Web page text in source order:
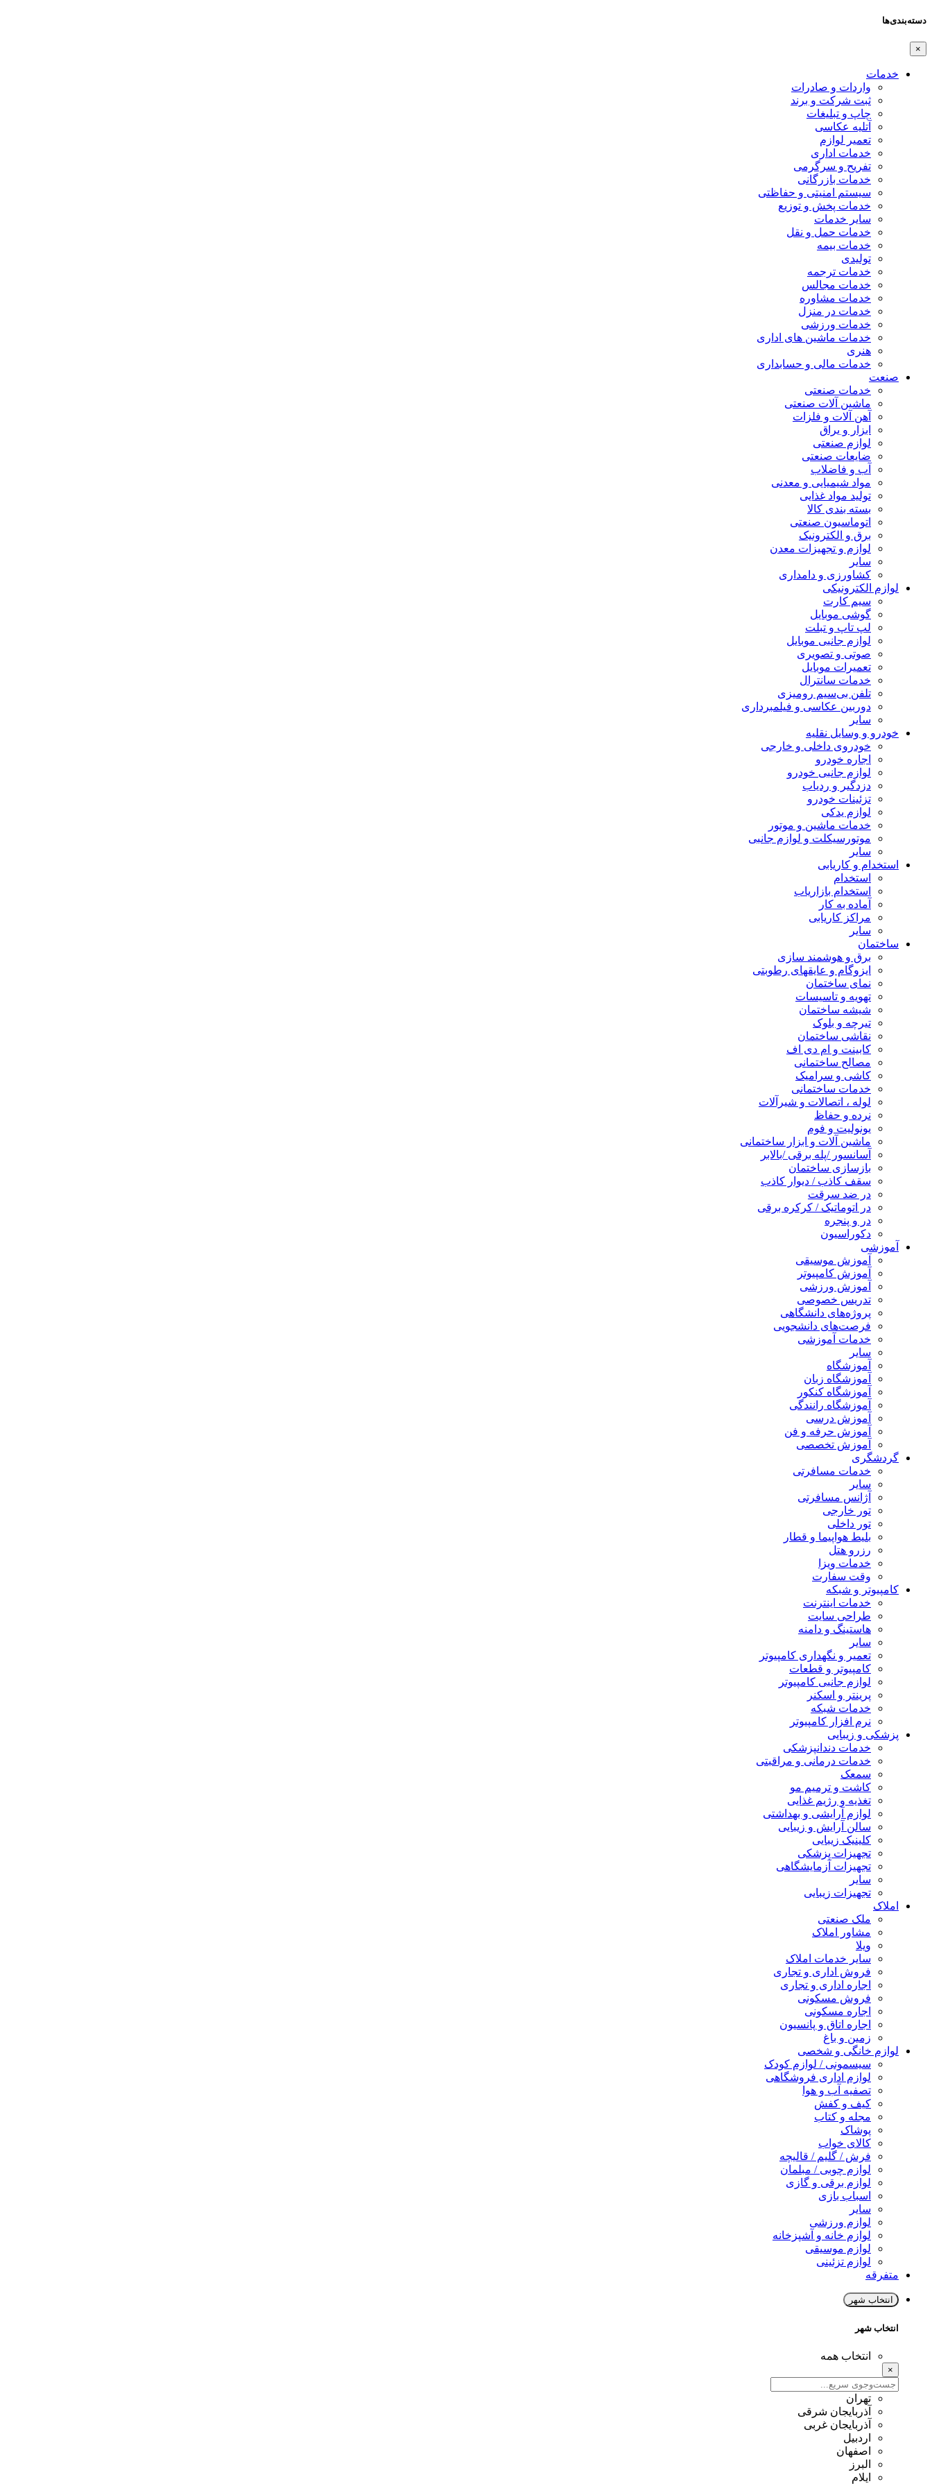
دسته‌بندی‌ها
×
خدمات
واردات و صادرات
ثبت شرکت و برند
چاپ و تبلیغات
آتلیه عکاسی
تعمیر لوازم
خدمات اداری
تفریح و سرگرمی
خدمات بازرگانی
سیستم امنیتی و حفاظتی
خدمات پخش و توزیع
سایر خدمات
خدمات حمل و نقل
خدمات بیمه
تولیدی
خدمات ترجمه
خدمات مجالس
خدمات مشاوره
خدمات در منزل
خدمات ورزشی
خدمات ماشین های اداری
هنری
خدمات مالی و حسابداری
صنعت
خدمات صنعتی
ماشین آلات صنعتی
آهن آلات و فلزات
ابزار و یراق
لوازم صنعتی
ضایعات صنعتی
آب و فاضلاب
مواد شیمیایی و معدنی
تولید مواد غذایی
بسته بندی کالا
اتوماسیون صنعتی
برق و الکترونیک
لوازم و تجهیزات معدن
سایر
کشاورزی و دامداری
لوازم الکترونیکی
سیم کارت
گوشی موبایل
لپ تاپ و تبلت
لوازم جانبی موبایل
صوتی و تصویری
تعمیرات موبایل
خدمات سانترال
تلفن بی‌سیم رومیزی
دوربین عکاسی و فیلمبرداری
سایر
خودرو و وسایل نقلیه
خودروی داخلی و خارجی
اجاره خودرو
لوازم جانبی خودرو
دزدگیر و ردیاب
تزئینات خودرو
لوازم یدکی
خدمات ماشین و موتور
موتورسیکلت و لوازم جانبی
سایر
استخدام و کاریابی
استخدام
استخدام بازاریاب
آماده به کار
مراکز کاریابی
سایر
ساختمان
برق و هوشمند سازی
ایزوگام و عایقهای رطوبتی
نمای ساختمان
تهویه و تاسیسات
شیشه ساختمان
تیرچه و بلوک
نقاشی ساختمان
کابینت و ام دی اف
مصالح ساختمانی
کاشی و سرامیک
خدمات ساختمانی
لوله ، اتصالات و شیرآلات
نرده و حفاظ
یونولیت و فوم
ماشین آلات و ابزار ساختمانی
آسانسور /پله برقی /بالابر
بازسازی ساختمان
سقف کاذب / دیوار کاذب
در ضد سرقت
در اتوماتیک / کرکره برقی
در و پنجره
دکوراسیون
آموزشی
آموزش موسیقی
آموزش کامپیوتر
آموزش ورزشی
تدریس خصوصی
پروژه‌های دانشگاهی
فرصت‌های دانشجویی
خدمات آموزشی
سایر
آموزشگاه
آموزشگاه زبان
آموزشگاه کنکور
آموزشگاه رانندگی
آموزش درسی
آموزش حرفه و فن
آموزش تخصصی
گردشگری
خدمات مسافرتی
سایر
آژانس مسافرتی
تور خارجی
تور داخلی
بلیط هواپیما و قطار
رزرو هتل
خدمات ویزا
وقت سفارت
کامپیوتر و شبکه
خدمات اینترنت
طراحی سایت
هاستینگ و دامنه
سایر
تعمیر و نگهداری کامپیوتر
کامپیوتر و قطعات
لوازم جانبی کامپیوتر
پرینتر و اسکنر
خدمات شبکه
نرم افزار کامپیوتر
پزشکی و زیبایی
خدمات دندانپزشکی
خدمات درمانی و مراقبتی
سمعک
کاشت و ترمیم مو
تغذیه و رژیم غذایی
لوازم آرایشی و بهداشتی
سالن آرایش و زیبایی
کلینیک زیبایی
تجهیزات پزشکی
تجهیزات آزمایشگاهی
سایر
تجهیزات زیبایی
املاک
ملک صنعتی
مشاور املاک
ویلا
سایر خدمات املاک
فروش اداری و تجاری
اجاره اداری و تجاری
فروش مسکونی
اجاره مسکونی
اجاره اتاق و پانسیون
زمین و باغ
لوازم خانگی و شخصی
سیسمونی / لوازم کودک
لوازم اداری فروشگاهی
تصفیه آب و هوا
کیف و کفش
مجله و کتاب
پوشاک
کالای خواب
فرش / گلیم / قالیچه
لوازم چوبی / مبلمان
لوازم برقی و گازی
اسباب بازی
سایر
لوازم ورزشی
لوازم خانه و آشپزخانه
لوازم موسیقی
لوازم تزئینی
متفرقه
انتخاب شهر
انتخاب شهر
انتخاب همه
×
تهران
آذربایجان شرقی
آذربایجان غربی
اردبیل
اصفهان
البرز
ایلام